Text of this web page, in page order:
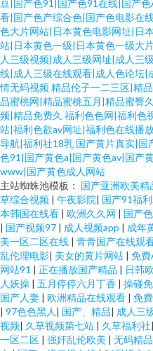
豆|国产色91|国产色91在线|国产
看|国产色产综合色|国产色电影在
色大片网站|日本黄色电影网址|日
站|日本黄色一级|日本黄色一级大
人三级视频|成人三级网址|成人三
线|成人三级在线观看|成人色论坛|
情无码视频精品伦子一二三区|精
品蜜桃网|精品蜜桃五月|精品蜜臀
频|精品免费久 福利色色网|福利色
站|福利色欲av网址|福利色在线播
导航|福利社18乳 国产黄片真实|国
色91|国产黄色a|国产黄色av|国产
www|国产黄色成人网站
主站蜘蛛池模板： 国产亚洲欧美精
草综合视频 | 午夜影院| 国产91福
本韩国在线看 | 欧洲久久网 | 国产
| 国产视频97 | 成人视频app | 成年
美一区二区在线 | 青青国产在线观
乱伦理电影| 美女的黄片网站 | 免费
网站91 | 正在播放国产精品 | 日韩
人妖操 | 五月停停六月丁香 | 操碰
国产人妻 | 欧洲精品在线观看 | 免
| 97色色黑人 | 国产、精品| 成人三
视频| 久草视频第七站 | 久草福利社|
一区二区 | 强奸乱伦欧美 | 无码精